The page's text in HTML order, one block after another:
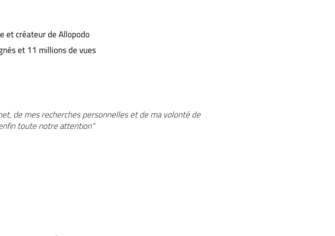
et créateur de Allopodo
et 11 millions de vues
de mes recherches personnelles et de ma volonté de
toute notre attention"